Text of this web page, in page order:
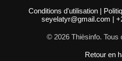
Conditions d'utilisation |
seyelatyr@gmail.com |
© 2026 Thièsinfo. Tous
Retour en